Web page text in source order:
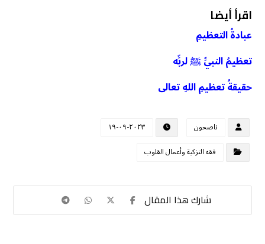
اقرأ أيضا
عبادةُ التعظيمِ
تعظيمُ النبيِّ ﷺ لربِّه
حقيقةُ تعظيمِ اللهِ تعالى
ناصحون
٢٠٢٣-٠٩-١٩
فقه التزكية وأعمال القلوب